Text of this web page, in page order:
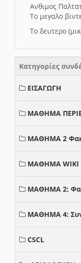
Ανθιμος
Το μεγαλο
Το δευτερο
Κατηγορίες
ΕΙΣΑΓΩΓΗ
ΜΑΘΗΜΑ
ΜΑΘΗΜΑ 2
ΜΑΘΗΜΑ WIKI
ΜΑΘΗΜΑ 2:
ΜΑΘΗΜΑ 4:
CSCL